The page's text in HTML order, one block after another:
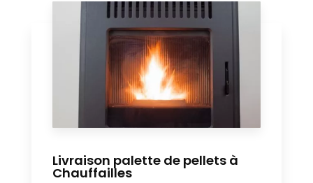
Livraison palette de pellets à
Chauffailles